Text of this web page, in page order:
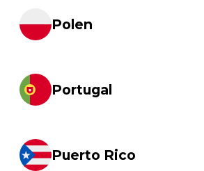
Polen
Portugal
Puerto Rico